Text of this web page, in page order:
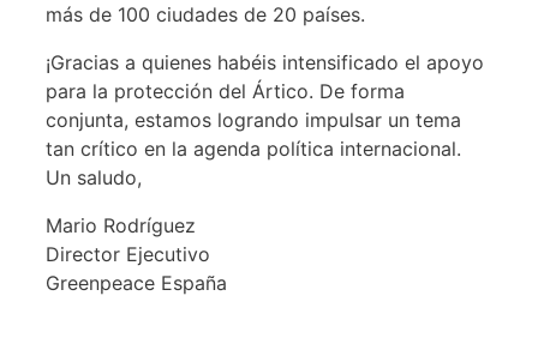
más de 100 ciudades de 20 países.
¡Gracias a quienes habéis intensificado el apoyo
para la protección del Ártico. De forma
conjunta, estamos logrando impulsar un tema
tan crítico en la agenda política internacional.
Un saludo,
Mario Rodríguez
Director Ejecutivo
Greenpeace España